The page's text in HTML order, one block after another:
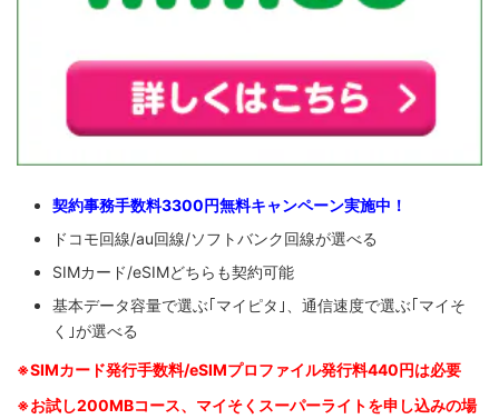
契約事務手数料3300円無料キャンペーン実施中！
ドコモ回線/au回線/ソフトバンク回線が選べる
SIMカード/eSIMどちらも契約可能
基本データ容量で選ぶ｢マイピタ｣、通信速度で選ぶ｢マイそ
く｣が選べる
※SIMカード発行手数料/eSIMプロファイル発行料440円は必要
※お試し200MBコース、マイそくスーパーライトを申し込みの場